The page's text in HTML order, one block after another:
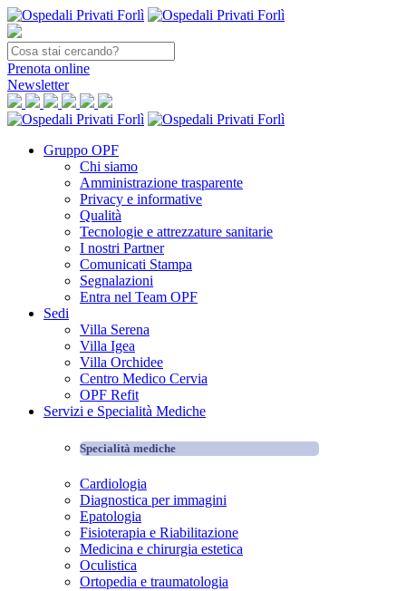
Prenota online
Newsletter
Gruppo OPF
Chi siamo
Amministrazione trasparente
Privacy e informative
Qualità
Tecnologie e attrezzature sanitarie
I nostri Partner
Comunicati Stampa
Segnalazioni
Entra nel Team OPF
Sedi
Villa Serena
Villa Igea
Villa Orchidee
Centro Medico Cervia
OPF Refit
Servizi e Specialità Mediche
Specialità mediche
Cardiologia
Diagnostica per immagini
Epatologia
Fisioterapia e Riabilitazione
Medicina e chirurgia estetica
Oculistica
Ortopedia e traumatologia